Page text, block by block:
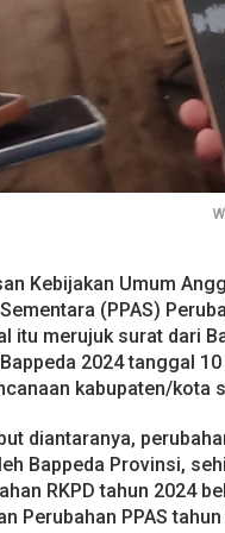
Kebijakan Umum
(PPAS)
itu merujuk surat dari
2024 tanggal
kabupaten/kota
diantaranya,
Bappeda Provinsi,
RKPD tahun 2024
Perubahan PPAS